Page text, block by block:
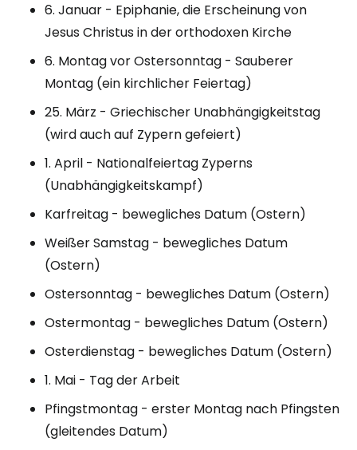
6. Januar - Epiphanie, die Erscheinung von
Jesus Christus in der orthodoxen Kirche
6. Montag vor Ostersonntag - Sauberer
Montag (ein kirchlicher Feiertag)
25. März - Griechischer Unabhängigkeitstag
(wird auch auf Zypern gefeiert)
1. April - Nationalfeiertag Zyperns
(Unabhängigkeitskampf)
Karfreitag - bewegliches Datum (Ostern)
Weißer Samstag - bewegliches Datum
(Ostern)
Ostersonntag - bewegliches Datum (Ostern)
Ostermontag - bewegliches Datum (Ostern)
Osterdienstag - bewegliches Datum (Ostern)
1. Mai - Tag der Arbeit
Pfingstmontag - erster Montag nach Pfingsten
(gleitendes Datum)